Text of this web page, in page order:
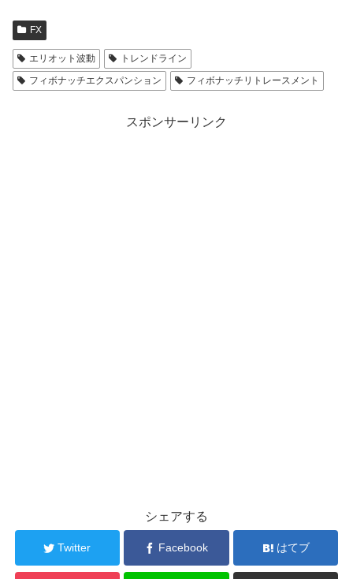
FX
エリオット波動
トレンドライン
フィボナッチエクスパンション
フィボナッチリトレースメント
スポンサーリンク
シェアする
Twitter Facebook はてブ